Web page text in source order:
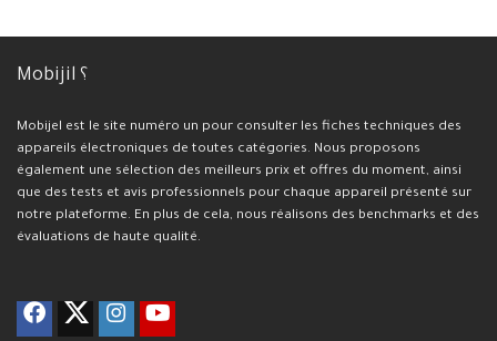
Mobijil ؟
Mobijel est le site numéro un pour consulter les fiches techniques des
appareils électroniques de toutes catégories. Nous proposons
également une sélection des meilleurs prix et offres du moment, ainsi
que des tests et avis professionnels pour chaque appareil présenté sur
notre plateforme. En plus de cela, nous réalisons des benchmarks et des
évaluations de haute qualité.